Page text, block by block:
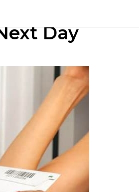
СДЭК уже
Day